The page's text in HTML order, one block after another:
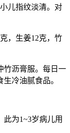
儿指纹淡清。对
，生姜12克，竹
竹沥膏服。每日一
冷油腻食品。
为1~3岁病儿用